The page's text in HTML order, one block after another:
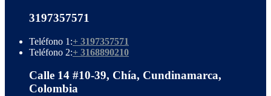
3197357571
Teléfono 1:+ 3197357571
Teléfono 2:+ 3168890210
Calle 14 #10-39, Chía, Cundinamarca,
Colombia